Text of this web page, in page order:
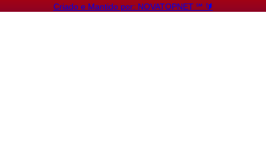
Criado e Mantido por: NOVATOPNET ℠ 🔰